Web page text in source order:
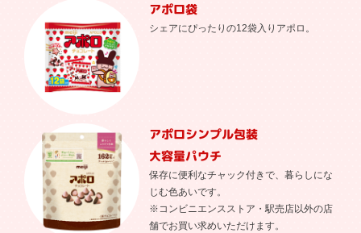
アポロ袋
シェアにぴったりの12袋入りアポロ。
アポロシンプル包装
大容量パウチ
保存に便利なチャック付きで、暮らしにな
じむ色あいです。
※コンビニエンスストア・駅売店以外の店
舗でお買い求めいただけます。